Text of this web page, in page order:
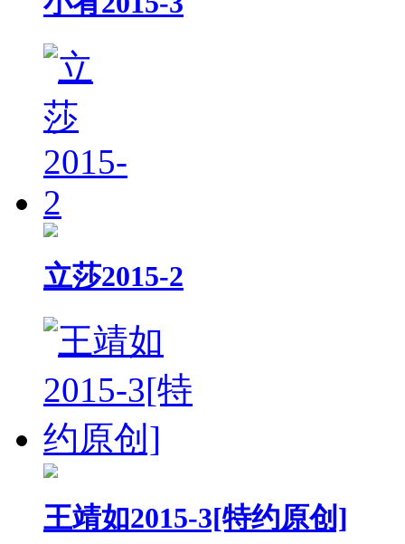
立莎2015-2
王靖如2015-3[特约原创]